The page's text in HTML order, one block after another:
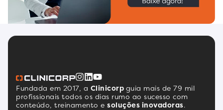
Fundada em 2017, a Clinicorp guia mais de 79 mil
profissionais todos os dias rumo ao sucesso com
conteúdo, treinamento e soluções inovadoras.